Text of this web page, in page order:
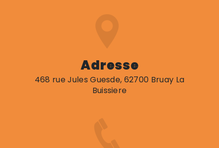
Adresse
468 rue Jules Guesde, 62700 Bruay La
Buissiere